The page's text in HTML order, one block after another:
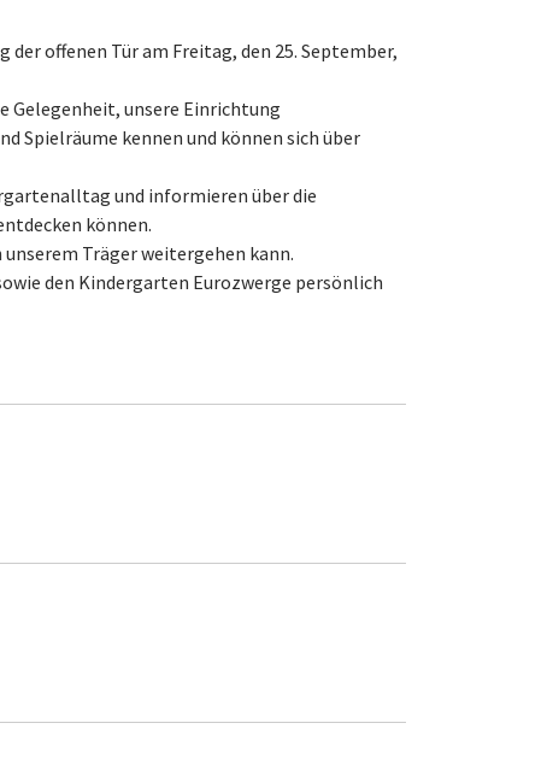
offenen Tür am Freitag, den 25. September,
Gelegenheit, unsere Einrichtung
Spielräume kennen und können sich über
und informieren über die
können.
Träger weitergehen kann.
den Kindergarten Eurozwerge persönlich